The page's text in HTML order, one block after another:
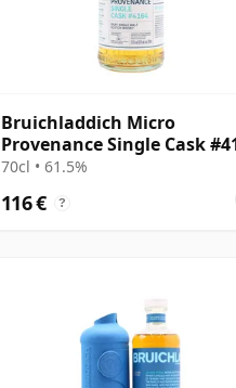
Bruichladdich Micro
Provenance Single Cask
2013 11 años
70cl • 61.5%
116 € ?